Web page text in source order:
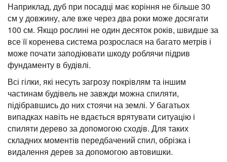
Наприклад, дуб при посадці має коріння не більше 30
см у довжину, але вже через два роки може досягати
100 см. Якщо рослині не один десяток років, швидше за
все її коренева система розрослася на багато метрів і
може почати заподіювати шкоду роблячи підрив
фундаменту в будівлі.
Всі гілки, які несуть загрозу покрівлям та іншим
частинам будівель не завжди можна спиляти,
підібравшись до них стоячи на землі. У багатьох
випадках навіть не вдається врятувати ситуацію і
спиляти дерево за допомогою сходів. Для таких
складних моментів передбачений спил, обрізка і
видалення дерев за допомогою автовишки.